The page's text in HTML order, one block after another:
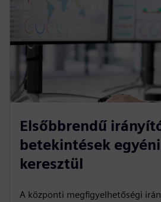
Elsőbbrendű
betekintések
keresztül
A központi megfigyelhetőségi